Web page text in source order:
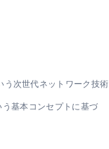
次世代ネットワーク技術
基本コンセプトに基づ